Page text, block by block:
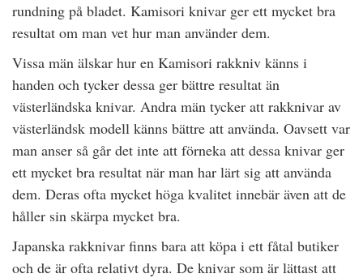
rundning på bladet. Kamisori knivar ger ett mycket bra
resultat om man vet hur man använder dem.
Vissa män älskar hur en Kamisori rakkniv känns i
handen och tycker dessa ger bättre resultat än
västerländska knivar. Andra män tycker att rakknivar av
västerländsk modell känns bättre att använda. Oavsett var
man anser så går det inte att förneka att dessa knivar ger
ett mycket bra resultat när man har lärt sig att använda
dem. Deras ofta mycket höga kvalitet innebär även att de
håller sin skärpa mycket bra.
Japanska rakknivar finns bara att köpa i ett fåtal butiker
och de är ofta relativt dyra. De knivar som är lättast att